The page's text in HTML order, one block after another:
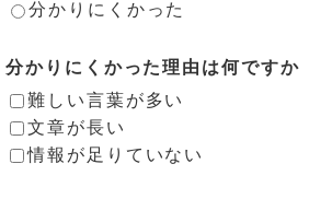
分かりにくかった
分かりにくかった理由は何ですか
難しい言葉が多い
文章が長い
情報が足りていない